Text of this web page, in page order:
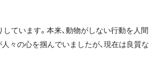
ています。本来、動物がしない行動を人間
々の心を掴んでいましたが、現在は良質な